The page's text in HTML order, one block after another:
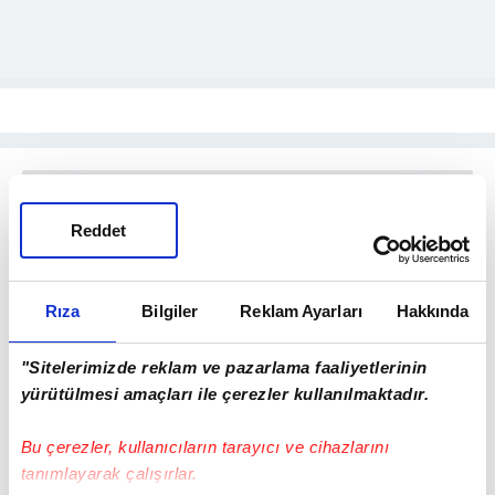
Rıza Bilgiler Reklam Ayarları Hakkında
"Sitelerimizde reklam ve pazarlama faaliyetlerinin
yürütülmesi amaçları ile çerezler kullanılmaktadır.
Bu çerezler, kullanıcıların tarayıcı ve cihazlarını
tanımlayarak çalışırlar.
Reddet